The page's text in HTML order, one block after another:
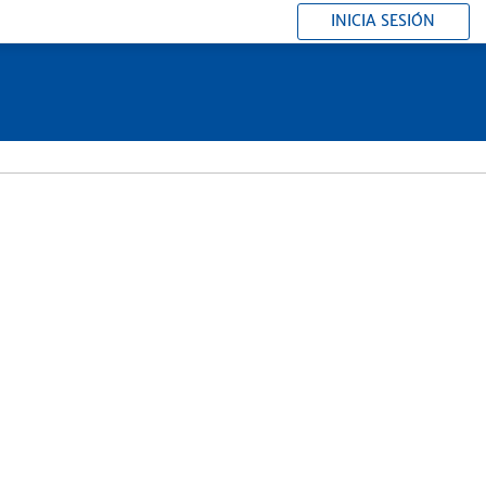
INICIA SESIÓN